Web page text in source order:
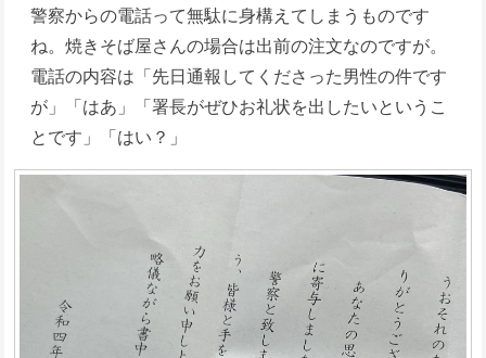
警察からの電話って無駄に身構えてしまうものです
ね。焼きそば屋さんの場合は出前の注文なのですが。
電話の内容は「先日通報してくださった男性の件です
が」「はあ」「署長がぜひお礼状を出したいというこ
とです」「はい？」